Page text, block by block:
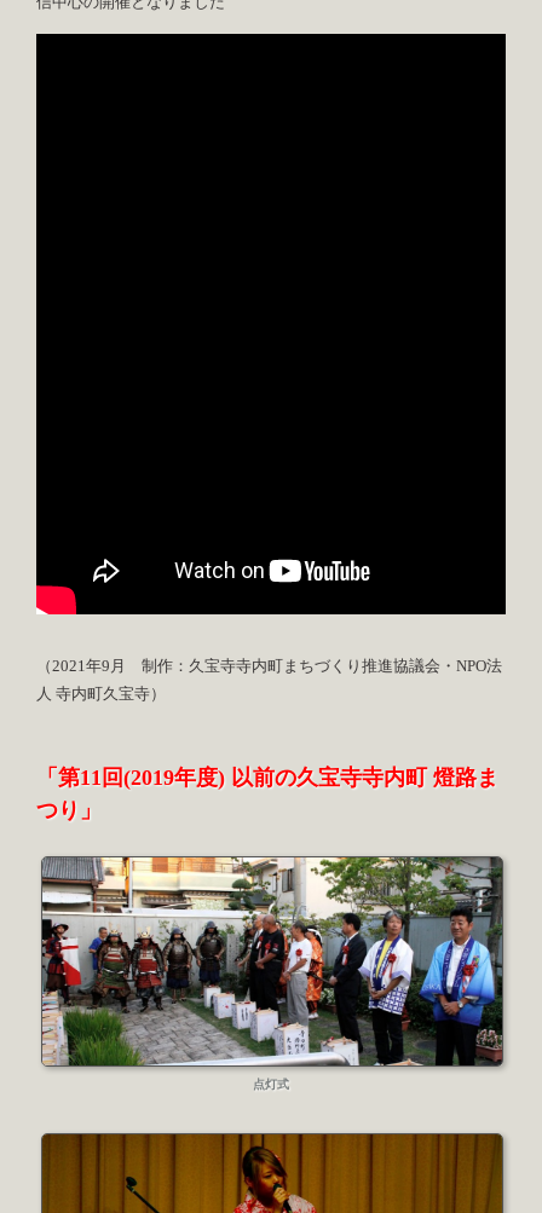
（2021年9月 制作：久宝寺寺内町まちづくり推進協議会・NPO法
人 寺内町久宝寺）
「第11回(2019年度) 以前の久宝寺寺内町 燈路ま
つり」
点灯式